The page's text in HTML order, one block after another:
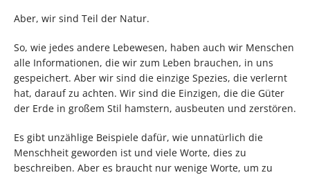
Aber, wir sind Teil der Natur.
So, wie jedes andere Lebewesen, haben auch wir Menschen
alle Informationen, die wir zum Leben brauchen, in uns
gespeichert. Aber wir sind die einzige Spezies, die verlernt
hat, darauf zu achten. Wir sind die Einzigen, die die Güter
der Erde in großem Stil hamstern, ausbeuten und zerstören.
Es gibt unzählige Beispiele dafür, wie unnatürlich die
Menschheit geworden ist und viele Worte, dies zu
beschreiben. Aber es braucht nur wenige Worte, um zu